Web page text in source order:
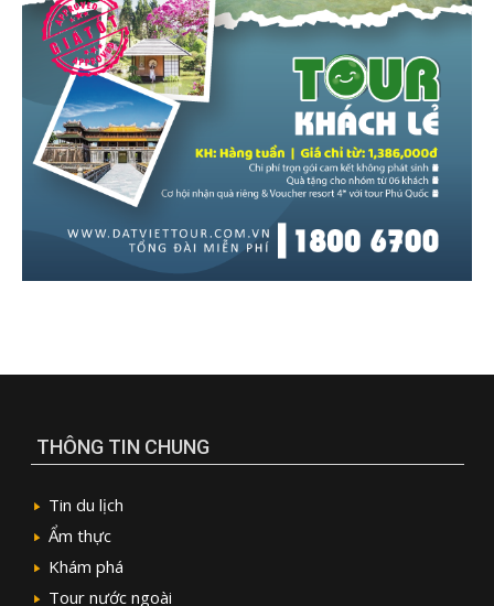
THÔNG TIN CHUNG
Tin du lịch
Ẩm thực
Khám phá
Tour nước ngoài